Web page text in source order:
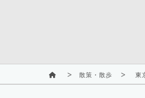
散策・散歩 東